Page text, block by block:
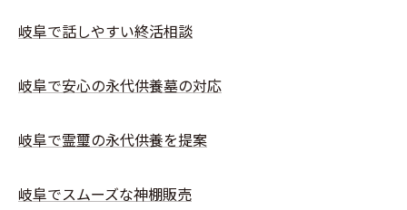
岐阜で話しやすい終活相談
岐阜で安心の永代供養墓の対応
岐阜で霊璽の永代供養を提案
岐阜でスムーズな神棚販売